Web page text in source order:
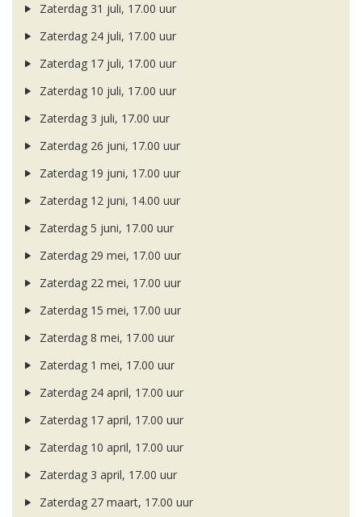
Zaterdag 31 juli, 17.00 uur
Zaterdag 24 juli, 17.00 uur
Zaterdag 17 juli, 17.00 uur
Zaterdag 10 juli, 17.00 uur
Zaterdag 3 juli, 17.00 uur
Zaterdag 26 juni, 17.00 uur
Zaterdag 19 juni, 17.00 uur
Zaterdag 12 juni, 14.00 uur
Zaterdag 5 juni, 17.00 uur
Zaterdag 29 mei, 17.00 uur
Zaterdag 22 mei, 17.00 uur
Zaterdag 15 mei, 17.00 uur
Zaterdag 8 mei, 17.00 uur
Zaterdag 1 mei, 17.00 uur
Zaterdag 24 april, 17.00 uur
Zaterdag 17 april, 17.00 uur
Zaterdag 10 april, 17.00 uur
Zaterdag 3 april, 17.00 uur
Zaterdag 27 maart, 17.00 uur